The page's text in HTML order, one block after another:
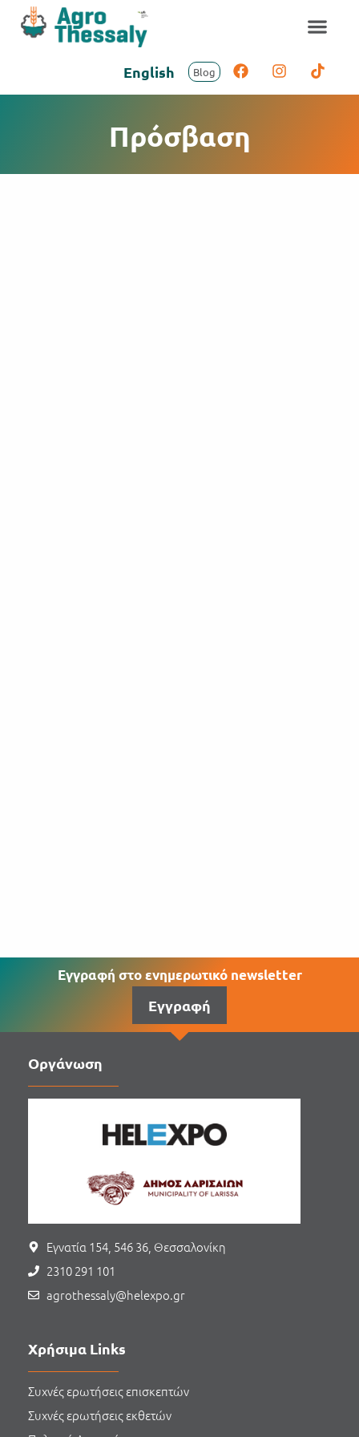
English Blog
Πρόσβαση
Εγγραφή στο ενημερωτικό newsletter
Εγγραφή
Οργάνωση
Εγνατία 154, 546 36, Θεσσαλονίκη
2310 291 101
agrothessaly@helexpo.gr
Χρήσιμα Links
Συχνές ερωτήσεις επισκεπτών
Συχνές ερωτήσεις εκθετών